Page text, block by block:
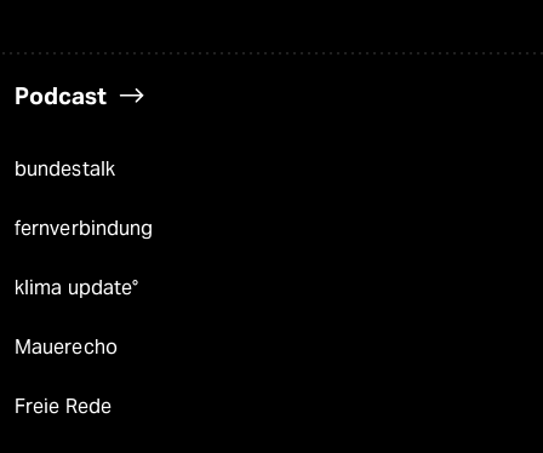
Podcast
bundestalk
fernverbindung
klima update°
Mauerecho
Freie Rede